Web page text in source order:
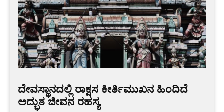
ದೇವಸ್ಥಾನದಲ್ಲಿ ರಾಕ್ಷಸ ಕೀರ್ತಿಮುಖನ ಹಿಂದಿದೆ
ಅದ್ಭುತ ಜೀವನ ರಹಸ್ಯ